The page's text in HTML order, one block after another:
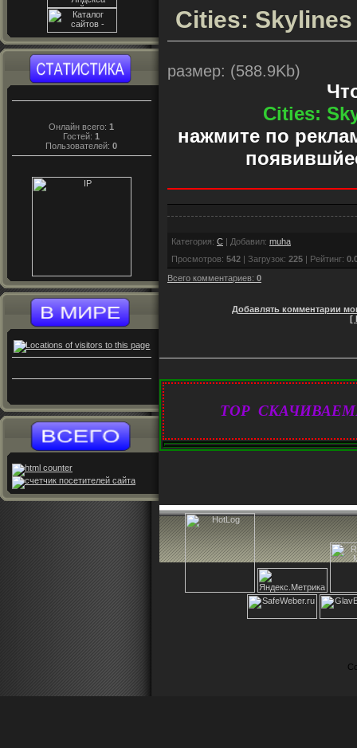
Онлайн всего:1
Гостей:1
Пользователей:0
Cities: Skylines
размер: (588.9Kb)
Cities:
нажмите по
Категория: C | Добавил: muha
Просмотров: 542 | Загрузок: 225 | Рейтинг:
Всего комментариев: 0
Добавлять комментарии
[
TOP